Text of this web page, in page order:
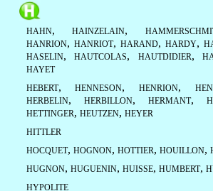
HAHN,HAINZELAIN,
HANRION, HANRIOT, HARAND,HARDY,
HASELIN,HAUTCOLAS, HAUTDIDIER,
HAYET
HEBERT,HENNESON, HENRION,
HERBELIN, HERBILLON, HERMANT,
HETTINGER, HEUTZEN, HEYER
HITTLER
HOCQUET, HOGNON, HOTTIER, HOUILLON,
HUGNON, HUGUENIN, HUISSE, HUMBERT,
HYPOLITE